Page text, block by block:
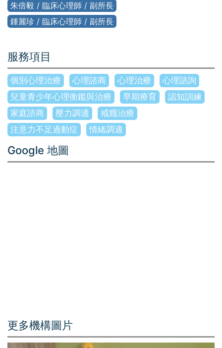
朱倍毅 / 臨床心理師 / 副所長
鍾麗珍 / 臨床心理師 / 副所長
服務項目
個別心理治療 心理諮商 心理治療
心理諮詢
兒童青少年心理衡鑑與治療
早期療育
認知訓練
家庭諮商
壓力調適
戒癮治療
注意力不足過動症
情緒調適
Google 地圖
更多機構圖片